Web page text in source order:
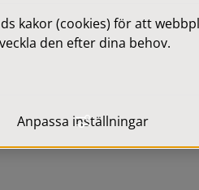
kakor (cookies) för att
den efter dina behov.
Anpassa inställningar